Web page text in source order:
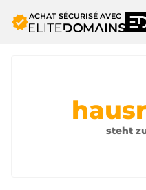
verifiedACHAT SÉCURISÉ AVEC
steht